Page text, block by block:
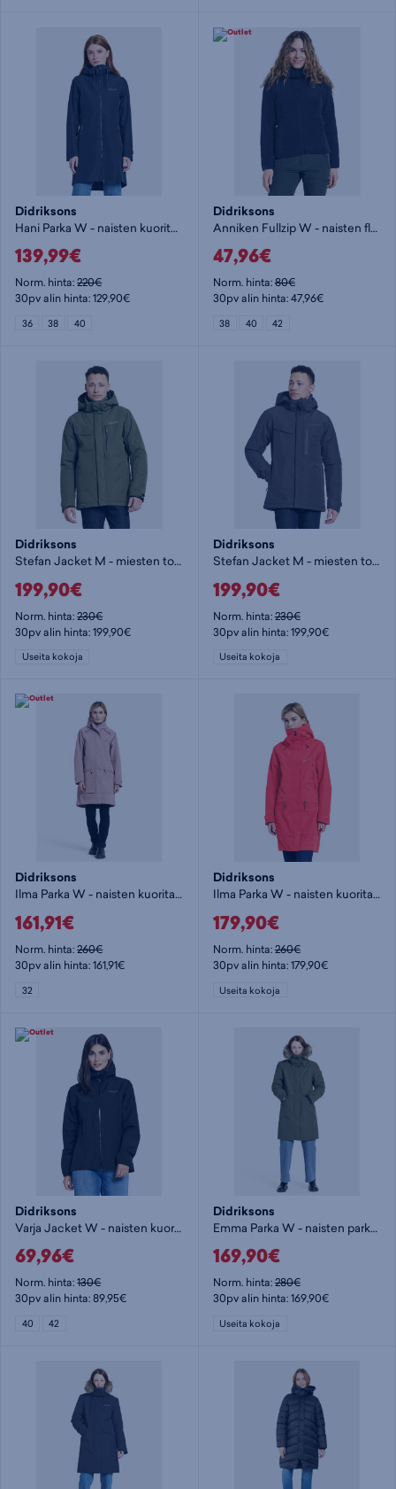
Didriksons
Hani Parka W - naisten kuoritakki
139,99€
Norm. hinta:220€
30pv alin hinta: 129,90€
36 38 40
Didriksons
Anniken Fullzip W - naisten fleecetakki
47,96€
Norm. hinta:80€
30pv alin hinta: 47,96€
38 40 42
Didriksons
Stefan Jacket M - miesten toppatakki
199,90€
Norm. hinta:230€
30pv alin hinta: 199,90€
Useita kokoja
Didriksons
Stefan Jacket M - miesten toppatakki
199,90€
Norm. hinta:230€
30pv alin hinta: 199,90€
Useita kokoja
Didriksons
Ilma Parka W - naisten kuoritakki
161,91€
Norm. hinta:260€
30pv alin hinta: 161,91€
32
Didriksons
Ilma Parka W - naisten kuoritakki
179,90€
Norm. hinta:260€
30pv alin hinta: 179,90€
Useita kokoja
Didriksons
Varja Jacket W - naisten kuoritakki
69,96€
Norm. hinta:130€
30pv alin hinta: 89,95€
40 42
Didriksons
Emma Parka W - naisten parkatakki
169,90€
Norm. hinta:280€
30pv alin hinta: 169,90€
Useita kokoja